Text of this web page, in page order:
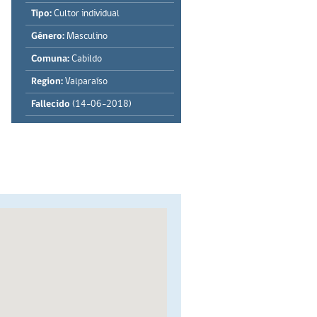
Tipo: Cultor individual
Género: Masculino
Comuna: Cabildo
Region: Valparaíso
Fallecido (14-06-2018)